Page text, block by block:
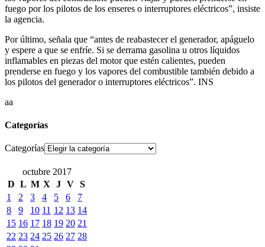
fuego por los pilotos de los enseres o interruptores eléctricos”, insiste
la agencia.
Por último, señala que “antes de reabastecer el generador, apáguelo
y espere a que se enfríe. Si se derrama gasolina u otros líquidos
inflamables en piezas del motor que estén calientes, pueden
prenderse en fuego y los vapores del combustible también debido a
los pilotos del generador o interruptores eléctricos”. INS
aa
Categorías
Categorías
octubre 2017
D L M X J V S
1
2 3 4 5 6
7
8
9 10 11 12 13 14
15 16 17 18 19 20 21
22 23 24 25 26 27 28